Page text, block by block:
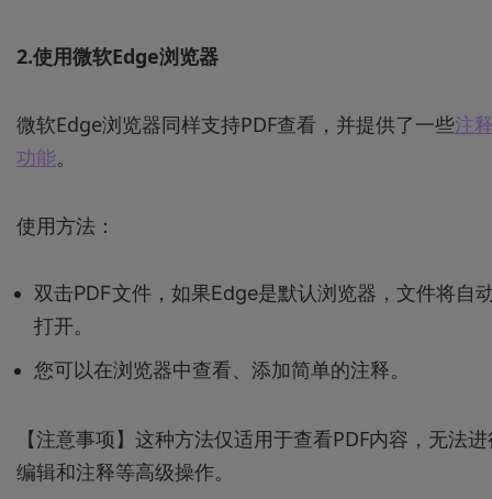
2.使用微软Edge浏览器
微软Edge浏览器同样支持PDF查看，并提供了一些注
功能。
使用方法：
双击PDF文件，如果Edge是默认浏览器，文件将自
打开。
您可以在浏览器中查看、添加简单的注释。
【注意事项】这种方法仅适用于查看PDF内容，无法
编辑和注释等高级操作。